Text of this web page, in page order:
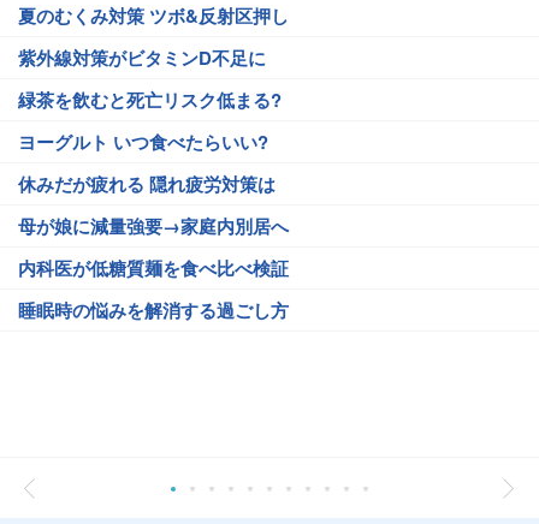
夏のむくみ対策 ツボ&反射区押し
紫外線対策がビタミンD不足に
緑茶を飲むと死亡リスク低まる?
ヨーグルト いつ食べたらいい?
休みだが疲れる 隠れ疲労対策は
母が娘に減量強要→家庭内別居へ
内科医が低糖質麺を食べ比べ検証
睡眠時の悩みを解消する過ごし方